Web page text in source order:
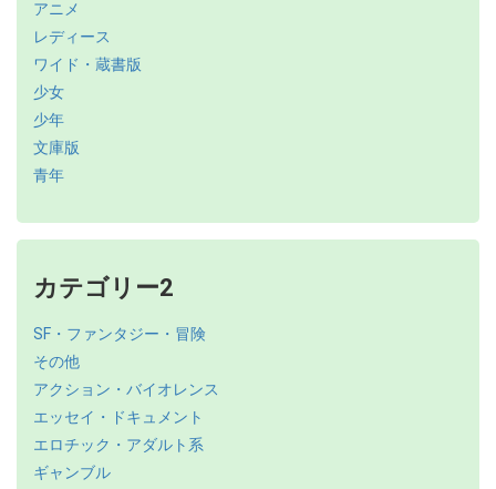
アニメ
レディース
ワイド・蔵書版
少女
少年
文庫版
青年
カテゴリー2
SF・ファンタジー・冒険
その他
アクション・バイオレンス
エッセイ・ドキュメント
エロチック・アダルト系
ギャンブル